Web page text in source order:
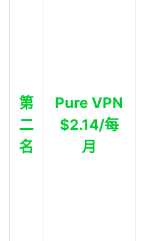
第
二
名
Pure VPN
$2.14/每
月